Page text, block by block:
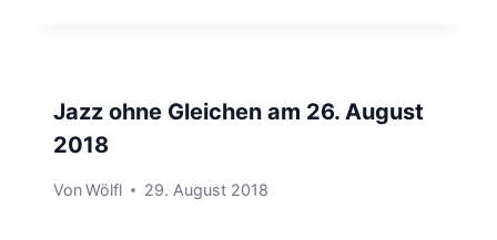
Jazz ohne Gleichen am 26. August
2018
VonWölfl 29. August 2018